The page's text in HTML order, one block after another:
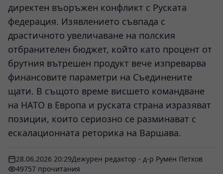
директен въоръжен конфликт с Руската
федерация. Изявлението съвпада с
драстичното увеличаване на полския
отбранителен бюджет, който като процент от
брутния вътрешен продукт вече изпреварва
финансовите параметри на Съединените
щати. В същото време висшето командване
на НАТО в Европа и руската страна изразяват
позиции, които сериозно се разминават с
ескалационната реторика на Варшава.
28.06.2026 20:29Дежурен редактор - д-р Румен Петков
49757 прочитания